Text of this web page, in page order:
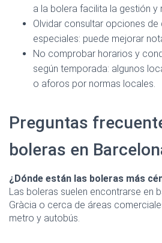
a la bolera facilita la gestión y
Olvidar consultar opciones de
especiales: puede mejorar
No comprobar horarios y
según temporada: algunos
o aforos por normas locales.
Preguntas
boleras en
¿Dónde están las boleras más
Las boleras suelen encontrarse en
Gràcia o cerca de áreas
metro y autobús.